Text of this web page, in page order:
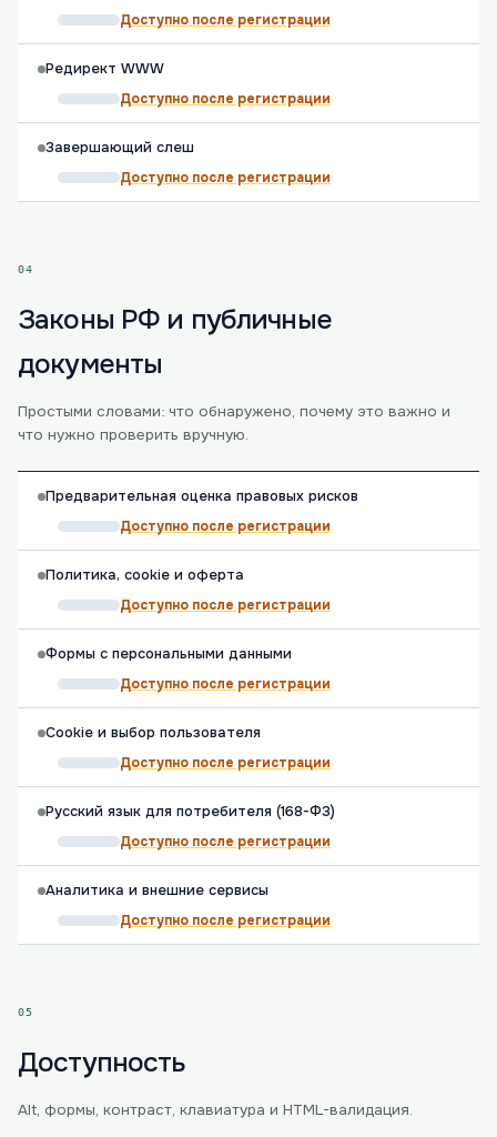
Доступно после регистрации
Редирект WWW
Доступно после регистрации
Завершающий слеш
Доступно после регистрации
04
Законы РФ и публичные
документы
Простыми словами: что обнаружено, почему это важно и
что нужно проверить вручную.
Предварительная оценка правовых рисков
Доступно после регистрации
Политика, cookie и оферта
Доступно после регистрации
Формы с персональными данными
Доступно после регистрации
Cookie и выбор пользователя
Доступно после регистрации
Русский язык для потребителя (168-ФЗ)
Доступно после регистрации
Аналитика и внешние сервисы
Доступно после регистрации
05
Доступность
Alt, формы, контраст, клавиатура и HTML-валидация.